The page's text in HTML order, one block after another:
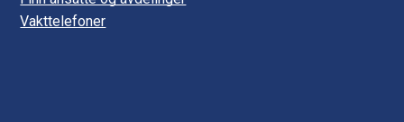
Vakttelefoner